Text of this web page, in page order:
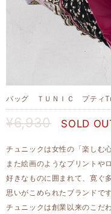
バッグ ＴＵＮＩＣ プティ
¥6,930 SOLD
チュニックは女性の「楽しむ
また絵画のようなプリントや
好きなものに囲まれて、寛ぐ
思いがこめられたブランドです
チュニックは創業以来のこだ